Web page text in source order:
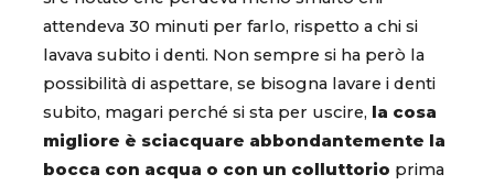
attendeva 30 minuti per farlo, rispetto a chi si
lavava subito i denti. Non sempre si ha però la
possibilità di aspettare, se bisogna lavare i denti
subito, magari perché si sta per uscire,
la cosa
migliore è sciacquare abbondantemente la
bocca con acqua o con un colluttorio prima